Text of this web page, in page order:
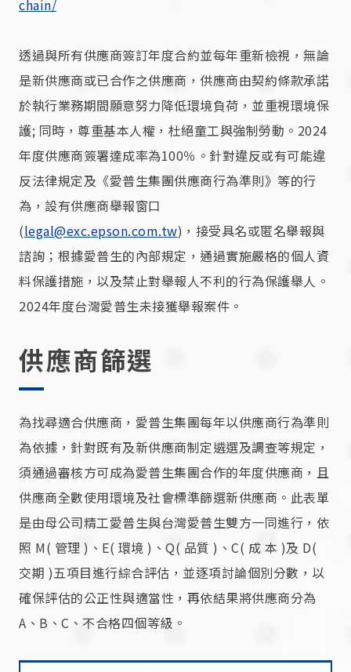
chain/
透過與所有供應商簽訂年度合約並每年重新檢視，無論
是新供應商或已合作之供應商，供應商由契約條款承諾
於執行業務期間願意努力降低環境負荷，並重視環境保
護; 同時，尊重基本人權，杜絕童工與強制勞動。2024
年度供應商簽署達成率為100％。針對違反或有可能違
反法律規定及《愛普生集團供應商行為準則》等的行
為，設有供應商舉報窗口
(legal@exc.epson.com.tw)，接受具名或匿名舉報與
諮詢；根據愛普生的內部規定，通過實施嚴格的個人資
料保護措施，以及禁止對舉報人不利的行為保護舉人。
2024年度台灣愛普生未接獲舉報案件。
供應商篩選
為找尋適合供應商，愛普生集團每年以供應商行為準則
為依據，針對既有及新供應商制定遴選及調查等規定，
須通過審核方可成為愛普生集團合作的年度供應商，且
供應商全數使用環境及社會標準篩選新供應商。此表單
是由母公司精工愛普生與台灣愛普生雙方一同進行，依
照 M( 管理 )、E( 環境 )、Q( 品質 )、C( 成 本 )及 D(
交期 )五項目進行綜合評估，並逐項討論個別分數，以
確保評估的公正性與適當性，再依結果將供應商分為
A、B、C、不合格四個等級。